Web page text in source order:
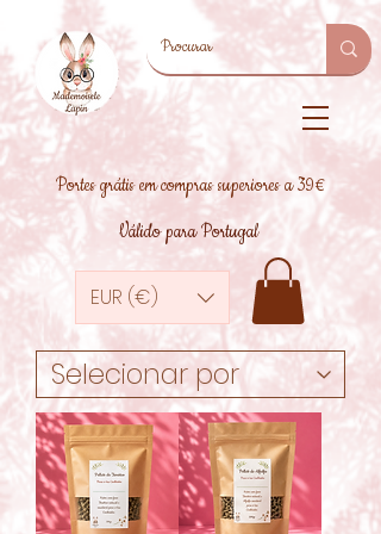
Portes grátis em compras superiores a 39€
Válido para Portugal
EUR (€)